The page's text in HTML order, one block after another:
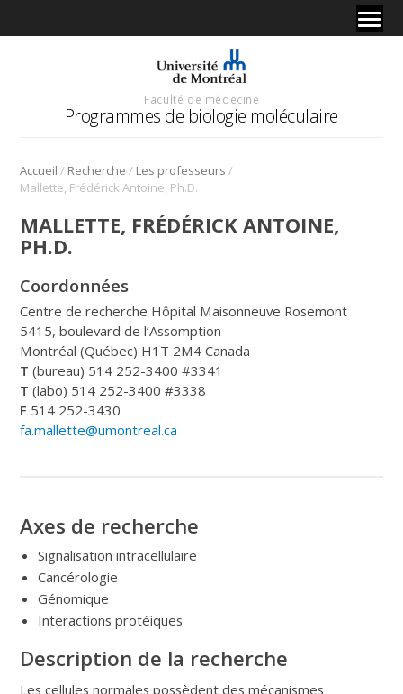
Faculté de médecine
Programmes de biologie moléculaire
Accueil / Recherche / Les professeurs /
Mallette, Frédérick Antoine, Ph.D.
MALLETTE, FRÉDÉRICK ANTOINE,
PH.D.
Coordonnées
Centre de recherche Hôpital Maisonneuve Rosemont
5415, boulevard de l’Assomption
Montréal (Québec) H1T 2M4 Canada
T (bureau) 514 252-3400 #3341
T (labo) 514 252-3400 #3338
F 514 252-3430
fa.mallette@umontreal.ca
Axes de recherche
Signalisation intracellulaire
Cancérologie
Génomique
Interactions protéiques
Description de la recherche
Les cellules normales possèdent des mécanismes